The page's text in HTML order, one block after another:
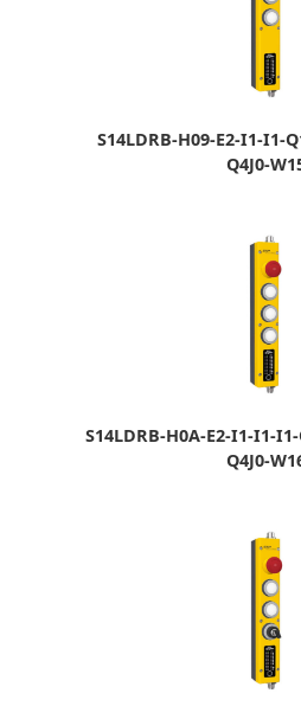
S14LDRB-H09-E2-I1-I1-
Q4J0-
S14LDRB-H0A-E2-I1-I1-
Q4J0-